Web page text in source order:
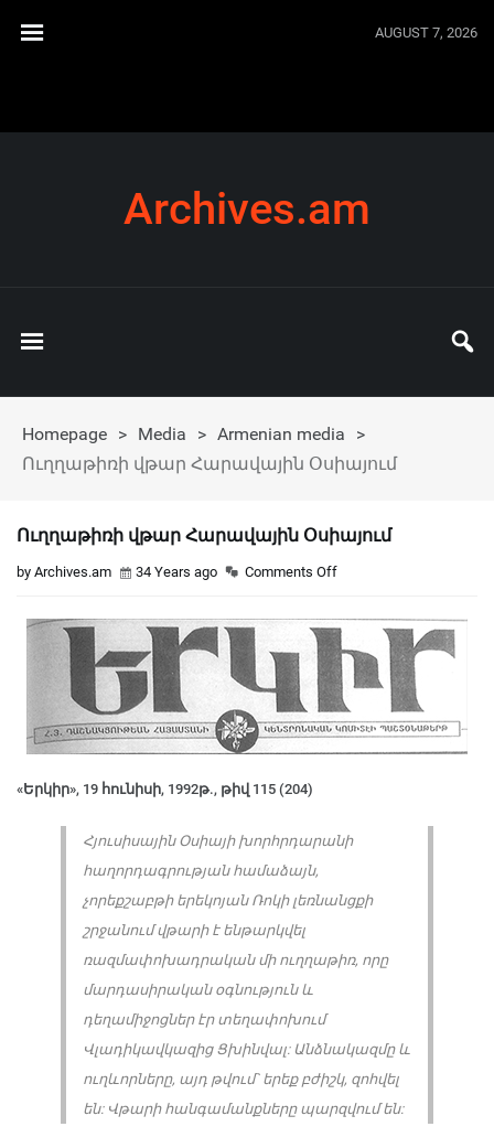
AUGUST 7, 2026
Archives.am
Homepage > Media > Armenian media
>
Ուղղաթիռի վթար Հարավային Օսիայում
Ուղղաթիռի վթար Հարավային Օսիայում
by Archives.am 34 Years ago Comments Off
«Երկիր», 19 հունիսի, 1992թ., թիվ 115 (204)
Հյուսիսային Օսիայի խորհրդարանի
հաղորդագրության համաձայն,
չորեքշաբթի երեկոյան Ռոկի լեռնանցքի
շրջանում վթարի է ենթարկվել
ռազմափոխադրական մի ուղղաթիռ, որը
մարդասիրական օգնություն և
դեղամիջոցներ էր տեղափոխում
Վլադիկավկազից Ցխինվալ: Անձնակազմը և
ուղևորները, այդ թվում` երեք բժիշկ, զոհվել
են: Վթարի հանգամանքները պարզվում են: